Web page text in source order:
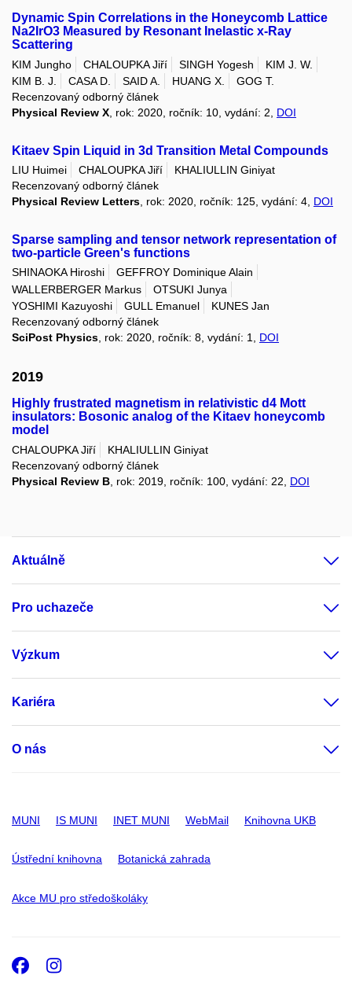
Dynamic Spin Correlations in the Honeycomb Lattice
Na2IrO3 Measured by Resonant Inelastic x-Ray
Scattering
KIM Jungho CHALOUPKA Jiří SINGH Yogesh
KIM J. W.
KIM B. J.
CASA D. SAID A. HUANG X.
GOG T.
Recenzovaný odborný článek
Physical Review X , rok: 2020, ročník: 10, vydání: 2, DOI
Kitaev Spin Liquid in 3d Transition Metal Compounds
LIU Huimei CHALOUPKA Jiří
KHALIULLIN Giniyat
Recenzovaný odborný článek
Physical Review Letters , rok: 2020, ročník: 125, vydání: 4, DOI
Sparse sampling and tensor network representation of
two-particle Green's functions
SHINAOKA Hiroshi
GEFFROY Dominique Alain
WALLERBERGER Markus
OTSUKI Junya
YOSHIMI Kazuyoshi
GULL Emanuel
KUNES Jan
Recenzovaný odborný článek
SciPost Physics , rok: 2020, ročník: 8, vydání: 1, DOI
2019
Highly frustrated magnetism in relativistic d4 Mott
insulators: Bosonic analog of the Kitaev honeycomb
model
CHALOUPKA Jiří
KHALIULLIN Giniyat
Recenzovaný odborný článek
Physical Review B , rok: 2019, ročník: 100, vydání: 22, DOI
Aktuálně
Pro uchazeče
Výzkum
Kariéra
O nás
MUNI IS MUNI INET MUNI WebMail Knihovna UKB
Ústřední knihovna Botanická zahrada
Akce MU pro středoškoláky
Facebook
Instagram